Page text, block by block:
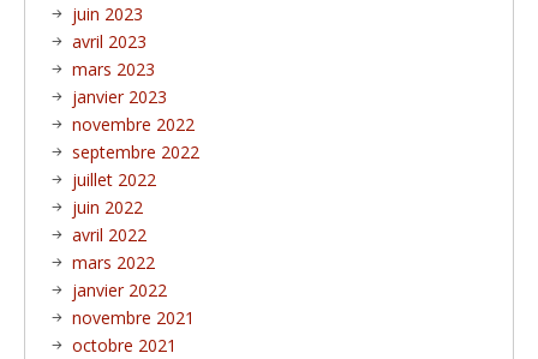
juin 2023
avril 2023
mars 2023
janvier 2023
novembre 2022
septembre 2022
juillet 2022
juin 2022
avril 2022
mars 2022
janvier 2022
novembre 2021
octobre 2021